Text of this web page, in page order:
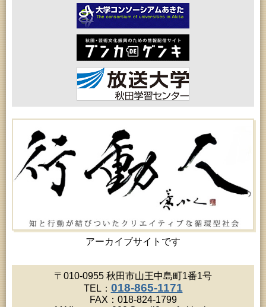
アーカイブサイトです
2026年08月18日 (秋田市)
高齢者教育「泉地区高齢者学級」
2026年08月18日 (秋田市)
高齢者教育「秋田おもと高齢者大学」
2026年08月18日 (秋田市)
乳幼児・青少年教育「おはなしの会」
2026年08月18日 (秋田市)
女性教育「保戸野女性学級」
2026年08月19日 (秋田市)
高齢者教育「北部高齢者大学」
2026年08月19日 (秋田市)
成人教育「市民大学講座『佐竹史料館展示資料から
見る秋田藩と佐竹氏』」
2026年08月19日 (秋田市)
高齢者教育「川尻地区高齢者学級」
2026年08月19日 (秋田市)
女性教育「ひろば女性学級」
2026年08月20日 (秋田市)
成人教育「夏の暑さに負けない薬膳料理教室」
2026年08月20日 (秋田市)
女性教育「女性セミナー『ゆうわ』」
2026年08月20日 (秋田市)
2026年08月20日 (秋田市)
女性教育「あかしあ婦人学級」
2026年08月21日 (秋田市)
高齢者教育「秋田鈴杖大学」
〒010-0955 秋田市山王中島町1番1号
TEL： 018-865-1171
FAX：018-824-1799